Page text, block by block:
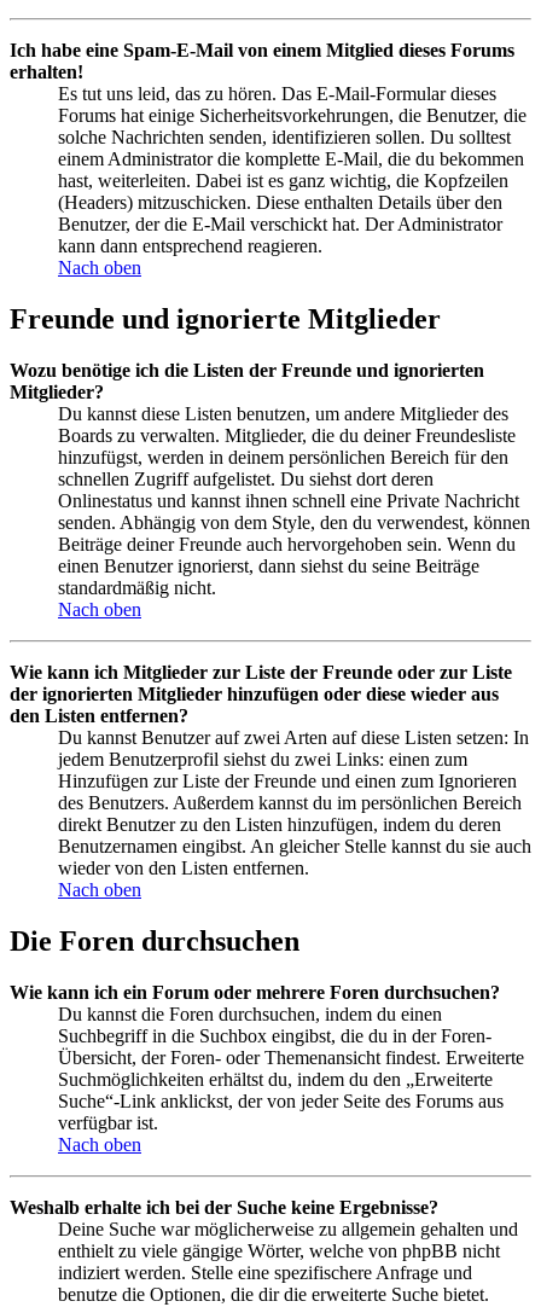
Ich habe eine Spam-E-Mail von einem Mitglied dieses Forums
erhalten!
Es tut uns leid, das zu hören. Das E-Mail-Formular dieses
Forums hat einige Sicherheitsvorkehrungen, die Benutzer, die
solche Nachrichten senden, identifizieren sollen. Du solltest
einem Administrator die komplette E-Mail, die du bekommen
hast, weiterleiten. Dabei ist es ganz wichtig, die Kopfzeilen
(Headers) mitzuschicken. Diese enthalten Details über den
Benutzer, der die E-Mail verschickt hat. Der Administrator
kann dann entsprechend reagieren.
Nach oben
Freunde und ignorierte Mitglieder
Wozu benötige ich die Listen der Freunde und ignorierten
Mitglieder?
Du kannst diese Listen benutzen, um andere Mitglieder des
Boards zu verwalten. Mitglieder, die du deiner Freundesliste
hinzufügst, werden in deinem persönlichen Bereich für den
schnellen Zugriff aufgelistet. Du siehst dort deren
Onlinestatus und kannst ihnen schnell eine Private Nachricht
senden. Abhängig von dem Style, den du verwendest, können
Beiträge deiner Freunde auch hervorgehoben sein. Wenn du
einen Benutzer ignorierst, dann siehst du seine Beiträge
standardmäßig nicht.
Nach oben
Wie kann ich Mitglieder zur Liste der Freunde oder zur Liste
der ignorierten Mitglieder hinzufügen oder diese wieder aus
den Listen entfernen?
Du kannst Benutzer auf zwei Arten auf diese Listen setzen: In
jedem Benutzerprofil siehst du zwei Links: einen zum
Hinzufügen zur Liste der Freunde und einen zum Ignorieren
des Benutzers. Außerdem kannst du im persönlichen Bereich
direkt Benutzer zu den Listen hinzufügen, indem du deren
Benutzernamen eingibst. An gleicher Stelle kannst du sie auch
wieder von den Listen entfernen.
Nach oben
Die Foren durchsuchen
Wie kann ich ein Forum oder mehrere Foren durchsuchen?
Du kannst die Foren durchsuchen, indem du einen
Suchbegriff in die Suchbox eingibst, die du in der Foren-
Übersicht, der Foren- oder Themenansicht findest. Erweiterte
Suchmöglichkeiten erhältst du, indem du den „Erweiterte
Suche“-Link anklickst, der von jeder Seite des Forums aus
verfügbar ist.
Nach oben
Weshalb erhalte ich bei der Suche keine Ergebnisse?
Deine Suche war möglicherweise zu allgemein gehalten und
enthielt zu viele gängige Wörter, welche von phpBB nicht
indiziert werden. Stelle eine spezifischere Anfrage und
benutze die Optionen, die dir die erweiterte Suche bietet.